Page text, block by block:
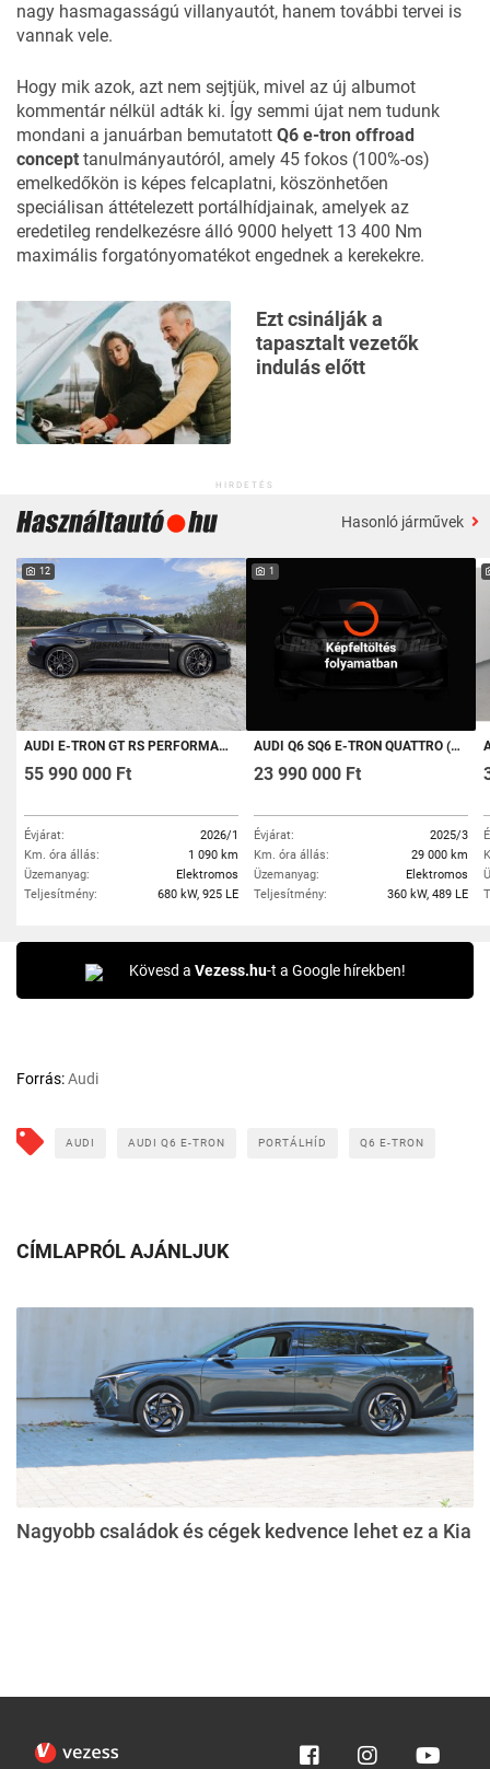
nagy hasmagasságú villanyautót, hanem további tervei is
vannak vele.
Hogy mik azok, azt nem sejtjük, mivel az új albumot
kommentár nélkül adták ki. Így semmi újat nem tudunk
mondani a januárban bemutatott Q6 e-tron offroad
concept tanulmányautóról, amely 45 fokos (100%-os)
emelkedőkön is képes felcaplatni, köszönhetően
speciálisan áttételezett portálhídjainak, amelyek az
eredetileg rendelkezésre álló 9000 helyett 13 400 Nm
maximális forgatónyomatékot engednek a kerekekre.
Ezt csinálják a
tapasztalt vezetők
indulás előtt
HIRDETÉS
Hasonló járművek
12
AUDI E-TRON GT RS PERFORMANCE 925 LE. ÁFÁ-S
55 990 000 Ft
Évjárat:
2026/1
Km. óra állás:
1 090 km
Üzemanyag:
Elektromos
Teljesítmény:
680 kW, 925 LE
1
AUDI Q6 SQ6 E-TRON QUATTRO (AUTOMATA) AIIC495
23 990 000 Ft
Évjárat:
2025/3
Km. óra állás:
29 000 km
Üzemanyag:
Elektromos
Teljesítmény:
360 kW, 489 LE
Kövesd a Vezess.hu-t a Google hírekben!
Forrás:Audi
AUDI AUDI Q6 E-TRON PORTÁLHÍD Q6 E-TRON
CÍMLAPRÓL AJÁNLJUK
Nagyobb családok és cégek kedvence lehet ez a Kia